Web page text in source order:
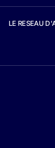
LE RESEAU